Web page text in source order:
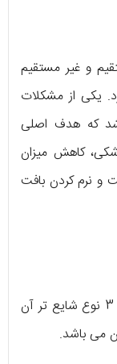
و غیر مستقیم
یکی از مشکلات
که هدف اصلی
کاهش میزان
و نرم کردن بافت
بیماری های روماتیسمی انواع زیادی دارد که 3 نوع شایع تر آن
می باشد.